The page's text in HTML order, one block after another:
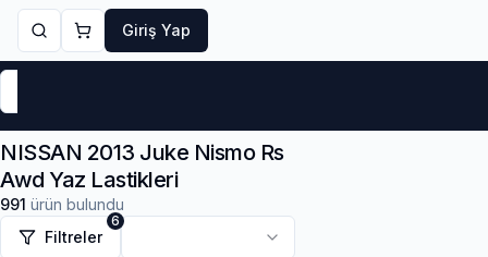
Giriş Yap
NISSAN 2013 Juke Nismo Rs
Awd Yaz Lastikleri
991 ürün bulundu
Filtreler
6